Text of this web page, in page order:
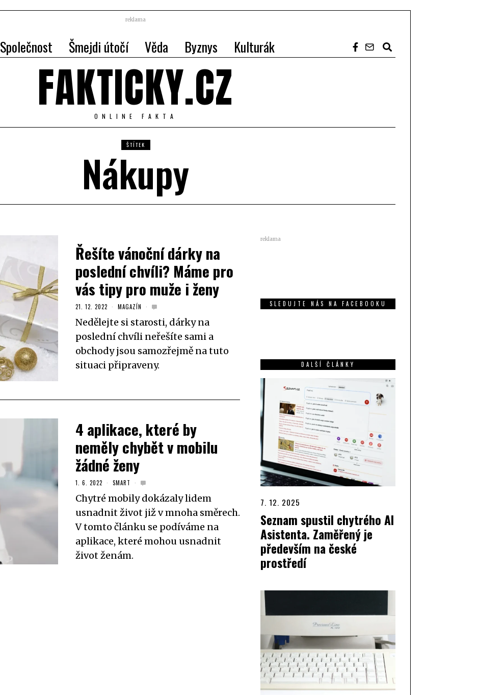
reklama
Společnost Šmejdi útočí Věda Byznys Kulturák
FAKTICKY.CZ
ONLINE FAKTA
ŠTÍTEK
Nákupy
Řešíte vánoční dárky na
poslední chvíli? Máme pro
vás tipy pro muže i ženy
21. 12. 2022 MAGAZÍN
Nedělejte si starosti, dárky na
poslední chvíli neřešíte sami a
obchody jsou samozřejmě na tuto
situaci připraveny.
4 aplikace, které by
neměly chybět v mobilu
žádné ženy
1. 6. 2022 SMART
Chytré mobily dokázaly lidem
usnadnit život již v mnoha směrech.
V tomto článku se podíváme na
aplikace, které mohou usnadnit
život ženám.
reklama
SLEDUJTE NÁS NA FACEBOOKU
DALŠÍ ČLÁNKY
7. 12. 2025
Seznam spustil chytrého AI
Asistenta. Zaměřený je
především na české
prostředí